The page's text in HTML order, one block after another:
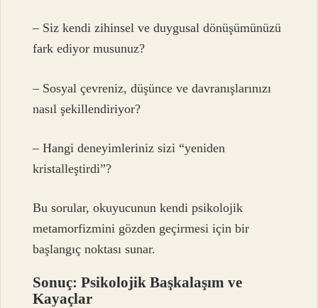
– Siz kendi zihinsel ve duygusal dönüşümünüzü
fark ediyor musunuz?
– Sosyal çevreniz, düşünce ve davranışlarınızı
nasıl şekillendiriyor?
– Hangi deneyimleriniz sizi “yeniden
kristalleştirdi”?
Bu sorular, okuyucunun kendi psikolojik
metamorfizmini gözden geçirmesi için bir
başlangıç noktası sunar.
Sonuç: Psikolojik Başkalaşım ve
Kayaçlar